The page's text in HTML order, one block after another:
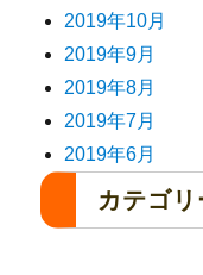
2019年10月
2019年9月
2019年8月
2019年7月
2019年6月
カテゴリ